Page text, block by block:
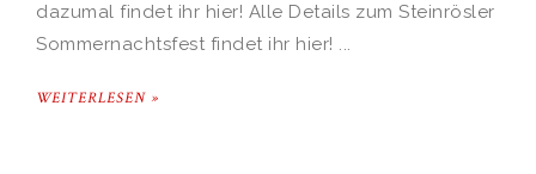
dazumal findet ihr hier! Alle Details zum Steinrösler
Sommernachtsfest findet ihr hier! ...
WEITERLESEN »